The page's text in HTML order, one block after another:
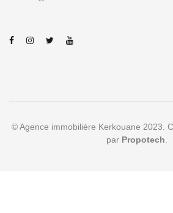
© Agence immobilière Kerkouane 2023.
par Propotech